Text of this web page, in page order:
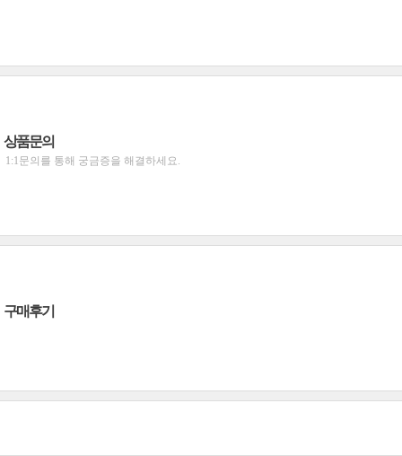
상품문의
1:1문의를 통해 궁금증을 해결하세요.
구매후기